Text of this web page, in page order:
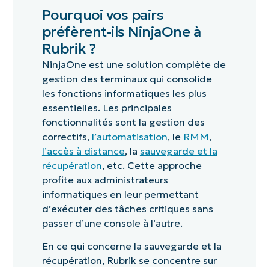
Pourquoi vos pairs
préfèrent-ils NinjaOne à
Rubrik ?
NinjaOne est une solution complète de
gestion des terminaux qui consolide
les fonctions informatiques les plus
essentielles. Les principales
fonctionnalités sont la gestion des
correctifs, l’automatisation, le RMM,
l’accès à distance, la sauvegarde et la
récupération, etc. Cette approche
profite aux administrateurs
informatiques en leur permettant
d’exécuter des tâches critiques sans
passer d’une console à l’autre.
En ce qui concerne la sauvegarde et la
récupération, Rubrik se concentre sur